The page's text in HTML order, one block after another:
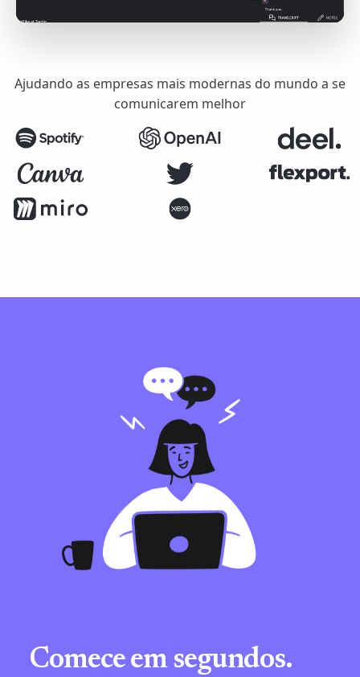
Ajudando as empresas mais modernas do mundo a se
comunicarem melhor
Comece em segundos.